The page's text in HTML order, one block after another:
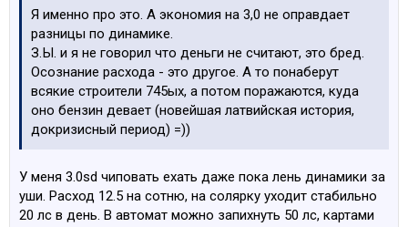
Спортивное сиденье
S488A LORDOSENSTUETZE FAHRER/BEIFAHRER
Поясничная опора водителя и перед.пасс.
S493A ABLAGENPAKET Пакет мест хранения
S494A SITZHEIZUNG FUER FAHRER/BEIFAHRER Система
обогр.сиден.водителя/перед.пасс.
S496A SITZHEIZUNG FUER FONDSITZE Система
обогрева сиденья Зд
Отд.цен.пор.дер.Bambus узор.др.темн.
S4NAA INNENSPIEGEL MIT DIGITALEM KOMPASS
Внутреннее зеркало с цифровым корпусом
Я именно про это. А экономия на 3,0 не оправдает
разницы по динамике.
З.Ы. и я не говорил что деньги не считают, это бред.
Осознание расхода - это другое. А то понаберут
всякие строители 745ых, а потом поражаются, куда
оно бензин девает (новейшая латвийская история,
докризисный период) =))
У меня 3.0sd чиповать ехать даже пока лень динамики за
уши. Расход 12.5 на сотню, на солярку уходит стабильно
20 лс в день. В автомат можно запихнуть 50 лс, картами